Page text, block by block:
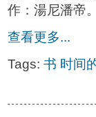
作：湯尼潘帝
查看更多...
Tags: 书 时间